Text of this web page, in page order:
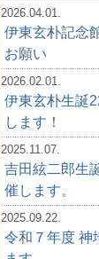
2026.04.01.
伊東玄朴記念
お願い
2026.02.01.
伊東玄朴生誕
します！
2025.11.07.
吉田絃二郎生
催します。
2025.09.22.
令和７年度 神